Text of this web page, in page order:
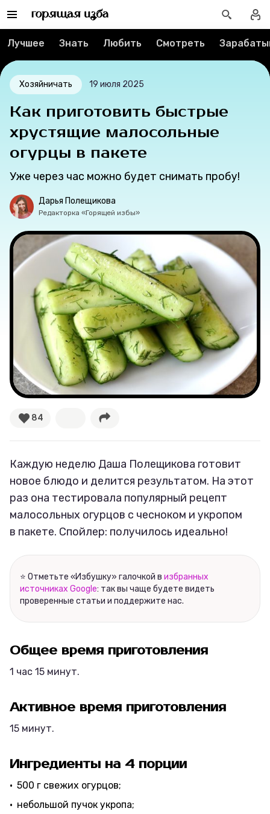
Контакты
Мерч
О компании
Рубрики
Новости
Тесты
Секспросвет
Великие женщины
Тренды
Рецепты
Ваши истории
Соцсети
Лучшее Знать Любить Смотреть
Хозяйничать 19 июля 2025
Как приготовить быстрые
хрустящие малосольные
огурцы в пакете
Уже через час можно будет снимать пробу!
Дарья Полещикова
Редакторка «Горящей избы»
84
Каждую неделю Даша Полещикова готовит
новое блюдо и делится результатом. На этот
раз она тестировала популярный рецепт
малосольных огурцов с чесноком и укропом
в пакете. Спойлер: получилось идеально!
⭐ Отметьте «Избушку» галочкой в избранных
источниках Google: так вы чаще будете видеть
проверенные статьи и поддержите нас.
Общее время приготовления
1 час 15 минут.
Активное время приготовления
15 минут.
Ингредиенты на 4 порции
500 г свежих огурцов;
небольшой пучок укропа;